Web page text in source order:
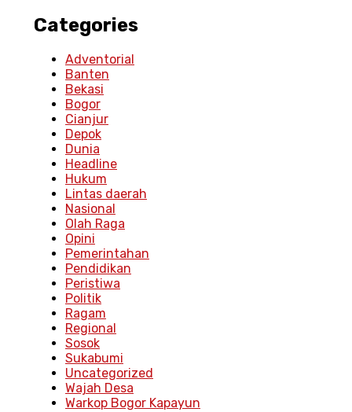
Categories
Adventorial
Banten
Bekasi
Bogor
Cianjur
Depok
Dunia
Headline
Hukum
Lintas daerah
Nasional
Olah Raga
Opini
Pemerintahan
Pendidikan
Peristiwa
Politik
Ragam
Regional
Sosok
Sukabumi
Uncategorized
Wajah Desa
Warkop Bogor Kapayun